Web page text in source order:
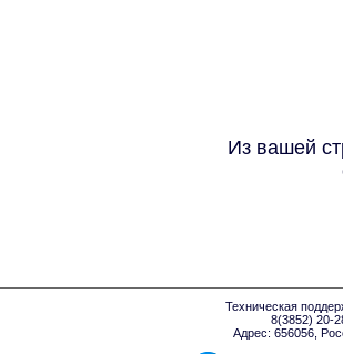
Из вашей
Техническая
8(3852) 20-
Адрес: 656056,